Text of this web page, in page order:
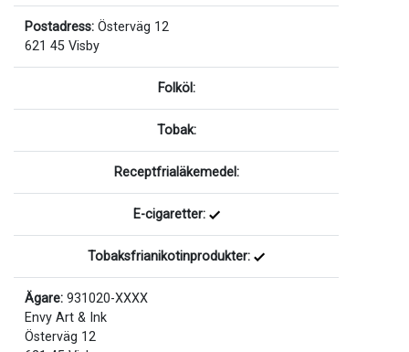
Postadress: Österväg 12
621 45 Visby
Folköl:
Tobak:
Receptfrialäkemedel:
E-cigaretter:
Tobaksfrianikotinprodukter:
Ägare: 931020-XXXX
Envy Art & Ink
Österväg 12